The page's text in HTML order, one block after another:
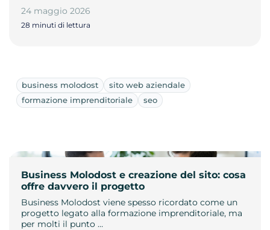
24 maggio 2026
28 minuti di lettura
business molodost
sito web aziendale
formazione imprenditoriale
seo
Business Molodost e creazione del sito: cosa
offre davvero il progetto
Business Molodost viene spesso ricordato come un
progetto legato alla formazione imprenditoriale, ma
per molti il punto …